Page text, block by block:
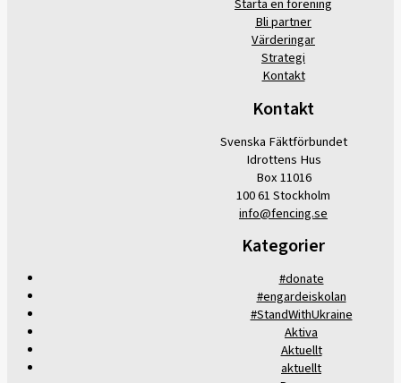
Starta en förening
Bli partner
Värderingar
Strategi
Kontakt
Kontakt
Svenska Fäktförbundet
Idrottens Hus
Box 11016
100 61 Stockholm
info@fencing.se
Kategorier
#donate
#engardeiskolan
#StandWithUkraine
Aktiva
Aktuellt
aktuellt